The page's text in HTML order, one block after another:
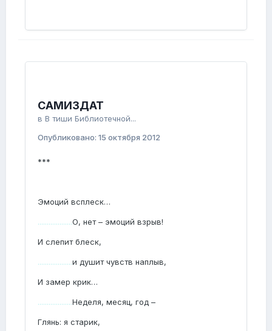
САМИЗДАТ
в В тиши Библиотечной...
Опубликовано: 15 октября 2012
***
Эмоций всплеск…
...................О, нет – эмоций взрыв!
И слепит блеск,
...................и душит чувств наплыв,
И замер крик…
...................Неделя, месяц, год –
Глянь: я старик,